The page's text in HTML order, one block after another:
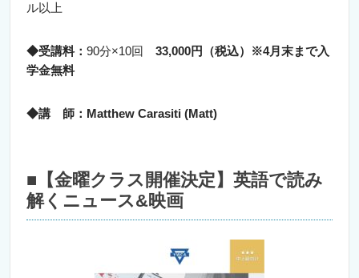
ル以上
◆受講料： 90分×10回 33,000円（税込）※4月末まで入
学金無料
◆講 師：Matthew Carasiti (Matt)
■【金曜クラス開催決定】英語で読み
解くニュース&映画